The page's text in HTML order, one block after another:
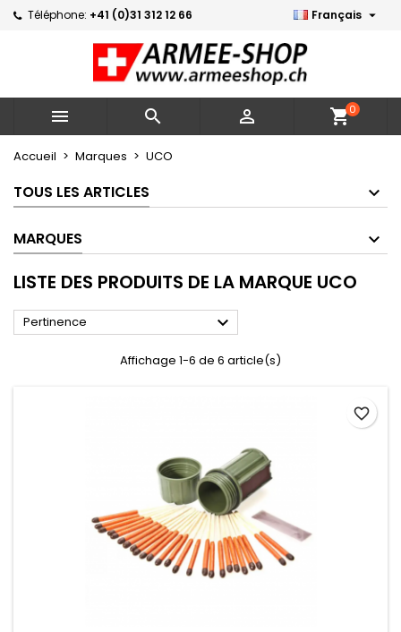
Téléphone: +41 (0)31 312 12 66 Français 
   shopping_cart0
Accueil Marques UCO
TOUS LES ARTICLES
MARQUES
LISTE DES PRODUITS DE LA MARQUE UCO
Pertinence 
Affichage 1-6 de 6 article(s)
favorite_border
×
Créer une nouvelle liste
×
((confirmMessage))
((cancelText)) ((modalDeleteText))
×
Nom de la liste d'envies
×
Vous devez être connecté pour ajouter des produits
à votre liste d'envies.